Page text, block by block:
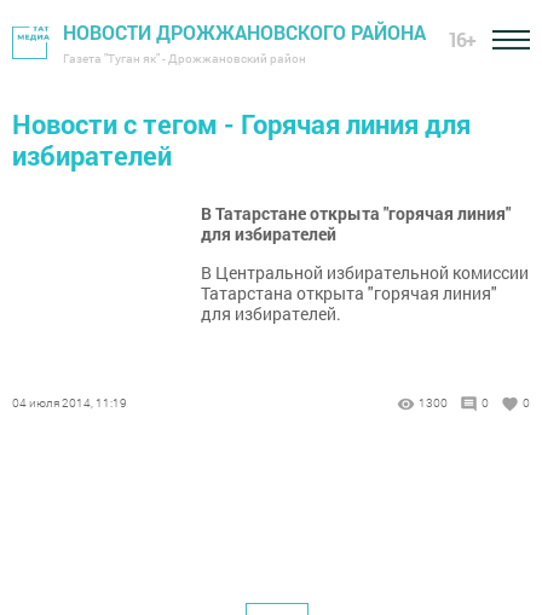
НОВОСТИ ДРОЖЖАНОВСКОГО РАЙОНА
Газета "Туган як" - Дрожжановский район
16+
Новости с тегом - Горячая линия для
избирателей
В Татарстане открыта "горячая линия"
для избирателей
В Центральной избирательной комиссии
Татарстана открыта "горячая линия"
для избирателей.
04 июля 2014, 11:19 1300 0 0